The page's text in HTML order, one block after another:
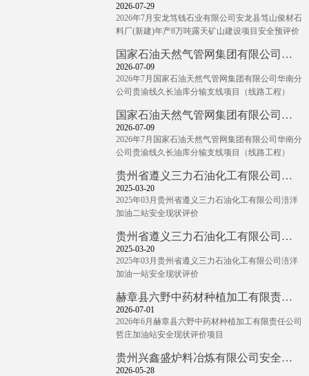
2026-07-29
2026年7月安龙笃钱石业有限公司安龙县笃山俊材石
料厂(新建)年产8万吨露天矿山建设项目安全预评价
国家石油天然气管网集团有限公司华南分公司贵渝线久长油库分输支线项目（线路工程）
2026-07-09
2026年7月国家石油天然气管网集团有限公司华南分
公司贵渝线久长油库分输支线项目（线路工程）
国家石油天然气管网集团有限公司华南分公司贵渝线久长油库分输支线项目（线路工程）
2026-07-09
2026年7月国家石油天然气管网集团有限公司华南分
公司贵渝线久长油库分输支线项目（线路工程）
贵州省遵义三力石油化工有限公司涪洋加油二站
2025-03-20
2025年03月贵州省遵义三力石油化工有限公司涪洋
加油二站安全现状评价
贵州省遵义三力石油化工有限公司涪洋加油一站
2025-03-20
2025年03月贵州省遵义三力石油化工有限公司涪洋
加油一站安全现状评价
赫章县六野中药材种植加工有限责任公司哲庄加油站安全现状评价项目
2026-07-01
2026年6月赫章县六野中药材种植加工有限责任公司
哲庄加油站安全现状评价项目
贵州兴鑫盛炉料冶炼有限公司安全现状评价项目
2026-05-28